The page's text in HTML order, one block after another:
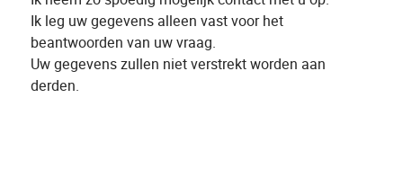
Ik leg uw gegevens alleen vast voor het
beantwoorden van uw vraag.
Uw gegevens zullen niet verstrekt worden aan
derden.